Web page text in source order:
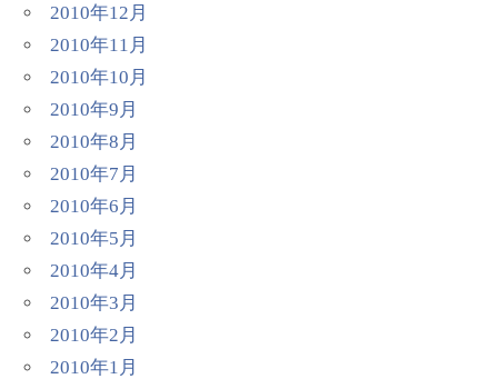
2010年12月
2010年11月
2010年10月
2010年9月
2010年8月
2010年7月
2010年6月
2010年5月
2010年4月
2010年3月
2010年2月
2010年1月